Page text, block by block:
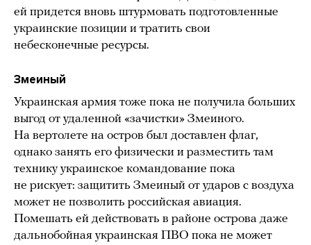
ей придется вновь штурмовать подготовленные
украинские позиции и тратить свои
небесконечные ресурсы.
Змеиный
Украинская армия тоже пока не получила больших
выгод от удаленной «зачистки» Змеиного.
На вертолете на остров был доставлен флаг,
однако занять его физически и разместить там
технику украинское командование пока
не рискует: защитить Змеиный от ударов с воздуха
может не позволить российская авиация.
Помешать ей действовать в районе острова даже
дальнобойная украинская ПВО пока не может